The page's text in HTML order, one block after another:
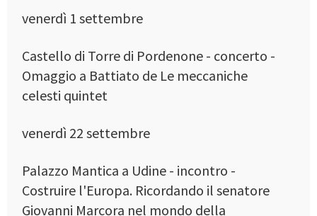
venerdì 1 settembre
Castello di Torre di Pordenone - concerto -
Omaggio a Battiato de Le meccaniche
celesti quintet
venerdì 22 settembre
Palazzo Mantica a Udine - incontro -
Costruire l'Europa. Ricordando il senatore
Giovanni Marcora nel mondo della